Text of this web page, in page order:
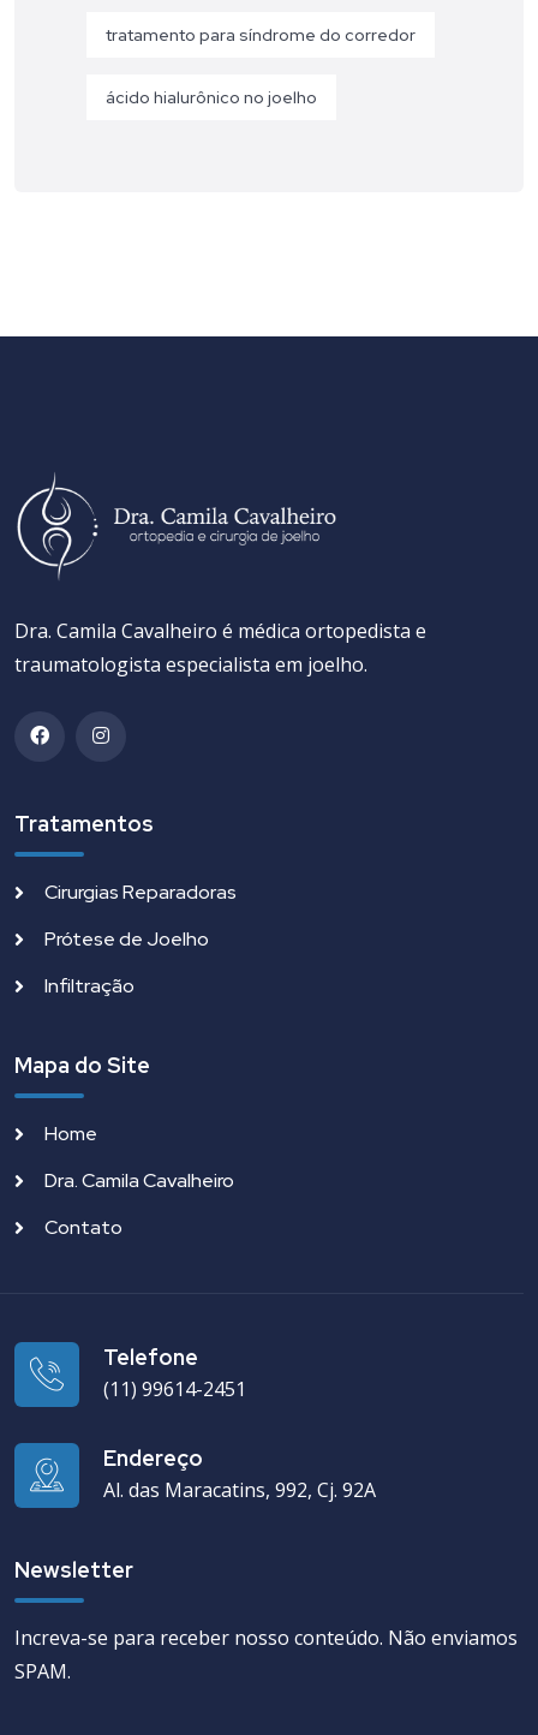
tratamento para síndrome do corredor
ácido hialurônico no joelho
Dra. Camila Cavalheiro é médica ortopedista e
traumatologista especialista em joelho.
Tratamentos
Cirurgias Reparadoras
Prótese de Joelho
Infiltração
Mapa do Site
Home
Dra. Camila Cavalheiro
Contato
Telefone
(11) 99614-2451
Endereço
Al. das Maracatins, 992, Cj. 92A
Newsletter
Increva-se para receber nosso conteúdo. Não enviamos
SPAM.